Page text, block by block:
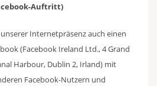
Auftritt)
Internetpräsenz auch einen
(Facebook Ireland Ltd., 4 Grand
Harbour, Dublin 2, Irland) mit
Facebook-Nutzern und